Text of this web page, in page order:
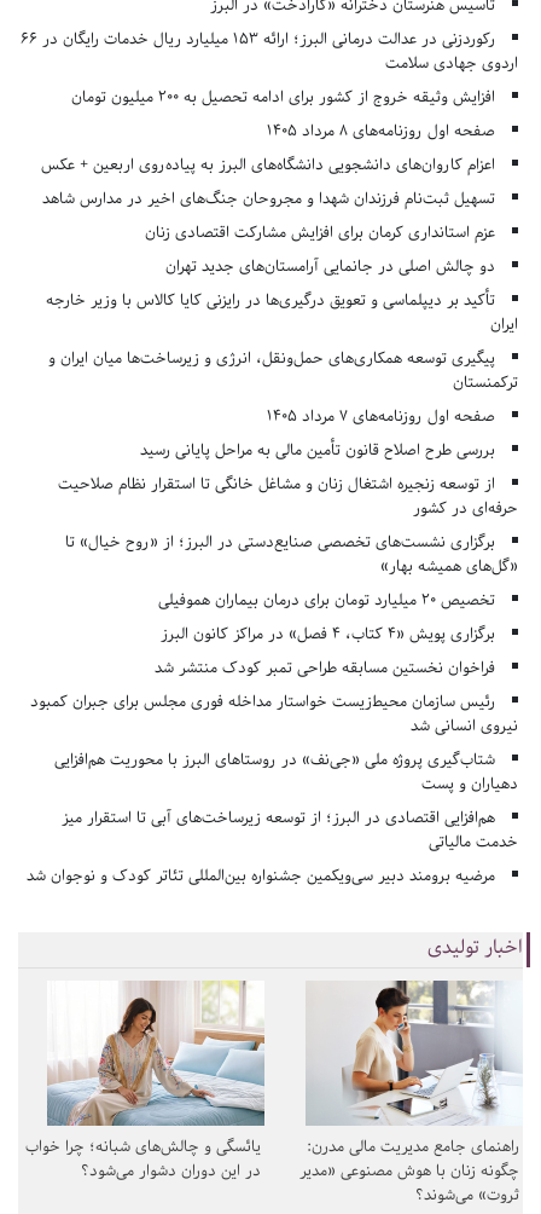
رکوردزنی در عدالت درمانی البرز؛ ارائه ۱۵۳ میلیارد ریال خدمات رایگان در ۶۶
اردوی جهادی سلامت
افزایش وثیقه خروج از کشور برای ادامه تحصیل به ۲۰۰ میلیون تومان
صفحه اول روزنامه‌های 8 مرداد 1405
اعزام کاروان‌های دانشجویی دانشگاه‌های البرز به پیاده‌روی اربعین + عکس
تسهیل ثبت‌نام فرزندان شهدا و مجروحان جنگ‌های اخیر در مدارس شاهد
عزم استانداری کرمان برای افزایش مشارکت اقتصادی زنان
دو چالش اصلی در جانمایی آرامستان‌های جدید تهران
تأکید بر دیپلماسی و تعویق درگیری‌ها در رایزنی کایا کالاس با وزیر خارجه
ایران
پیگیری توسعه همکاری‌های حمل‌ونقل، انرژی و زیرساخت‌ها میان ایران و
ترکمنستان
صفحه اول روزنامه‌های 7 مرداد 1405
بررسی طرح اصلاح قانون تأمین مالی به مراحل پایانی رسید
از توسعه زنجیره اشتغال زنان و مشاغل خانگی تا استقرار نظام صلاحیت
حرفه‌ای در کشور
برگزاری نشست‌های تخصصی صنایع‌دستی در البرز؛ از «روح خیال» تا
«گل‌های همیشه بهار»
تخصیص ۲۰ میلیارد تومان برای درمان بیماران هموفیلی
برگزاری پویش «۴ کتاب، ۴ فصل» در مراکز کانون البرز
فراخوان نخستین مسابقه طراحی تمبر کودک منتشر شد
رئیس سازمان محیط‌زیست خواستار مداخله فوری مجلس برای جبران کمبود
نیروی انسانی شد
شتاب‌گیری پروژه ملی «جی‌نف» در روستاهای البرز با محوریت هم‌افزایی
دهیاران و پست
هم‌افزایی اقتصادی در البرز؛ از توسعه زیرساخت‌های آبی تا استقرار میز
خدمت مالیاتی
مرضیه برومند دبیر سی‌ویکمین جشنواره بین‌المللی تئاتر کودک و نوجوان شد
اخبار تولیدی
راهنمای جامع مدیریت مالی مدرن:
چگونه زنان با هوش مصنوعی «مدیر
ثروت» می‌شوند؟
یائسگی و چالش‌های شبانه؛ چرا خواب
در این دوران دشوار می‌شود؟